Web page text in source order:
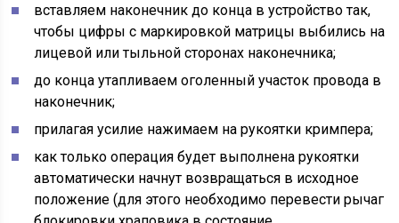
вставляем наконечник до конца в устройство так,
чтобы цифры с маркировкой матрицы выбились на
лицевой или тыльной сторонах наконечника;
до конца утапливаем оголенный участок провода в
наконечник;
прилагая усилие нажимаем на рукоятки кримпера;
как только операция будет выполнена рукоятки
автоматически начнут возвращаться в исходное
положение (для этого необходимо перевести рычаг